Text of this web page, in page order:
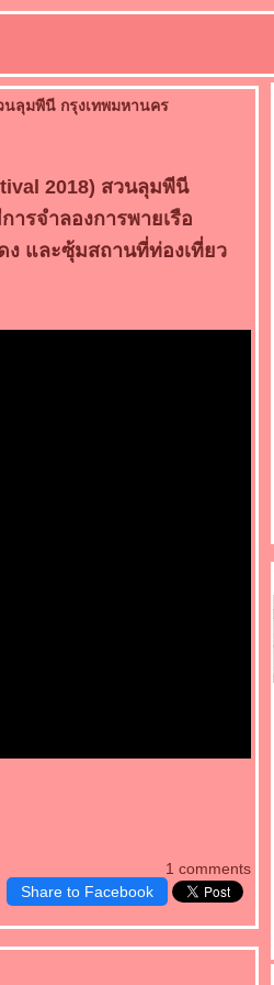
นลุมพีนี กรุงเทพมหานคร
2018) สวนลุมพีนี
ารจำลองการพายเรือ
และซุ้มสถานที่ท่องเที่ยว
1 comments
Share to Facebook